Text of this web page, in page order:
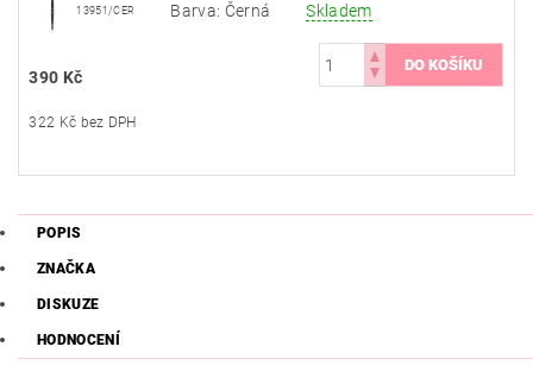
13951/CER Barva: Černá Skladem
390 Kč
322 Kč bez DPH
POPIS
ZNAČKA
DISKUZE
HODNOCENÍ